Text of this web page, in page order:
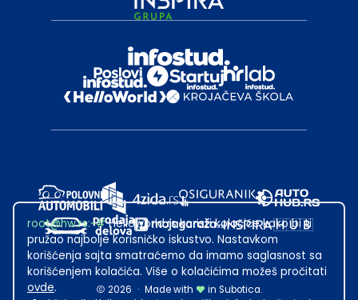
2026 · Made with
in Subotica.
root@hw.rs:~#Helloworld.rs koristi kolačiće kako bi ti
pružao najbolje korisničko iskustvo. Nastavkom
korišćenja sajta smatraćemo da imamo saglasnost sa
korišćenjem kolačića. Više o kolačićima možeš pročitati
ovde.